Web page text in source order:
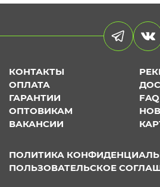
КОНТАКТЫ
ОПЛАТА
ГАРАНТИИ
FAQ
ОПТОВИКАМ
ВАКАНСИИ
ПОЛИТИКА
ПОЛЬЗОВАТЕЛЬСКОЕ